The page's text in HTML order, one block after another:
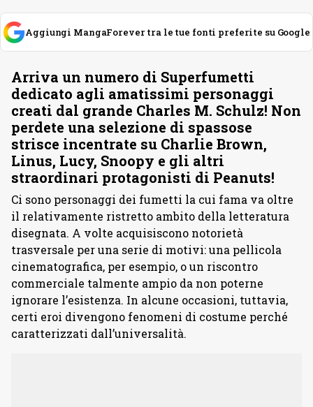
Aggiungi MangaForever tra le tue fonti preferite su Google
Arriva un numero di Superfumetti
dedicato agli amatissimi personaggi
creati dal grande Charles M. Schulz! Non
perdete una selezione di spassose
strisce incentrate su Charlie Brown,
Linus, Lucy, Snoopy e gli altri
straordinari protagonisti di Peanuts!
Ci sono personaggi dei fumetti la cui fama va oltre
il relativamente ristretto ambito della letteratura
disegnata. A volte acquisiscono notorietà
trasversale per una serie di motivi: una pellicola
cinematografica, per esempio, o un riscontro
commerciale talmente ampio da non poterne
ignorare l’esistenza. In alcune occasioni, tuttavia,
certi eroi divengono fenomeni di costume perché
caratterizzati dall’universalità.